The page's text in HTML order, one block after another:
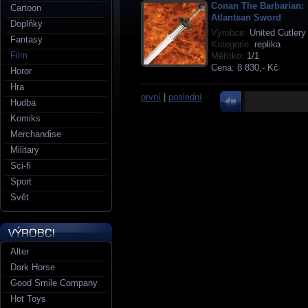
Conan The Barbarian:
Atlantean Sword
Výrobce: United Cutlery
Kategorie: replika
Měřítko: 1/1
Cena: 8 830,- Kč
první poslední
Cartoon
Doplňky
Fantasy
Film
Horor
Hra
Hudba
Komiks
Merchandise
Military
Sci-fi
Sport
Svět
Alter
Dark Horse
Good Smile Company
Hot Toys